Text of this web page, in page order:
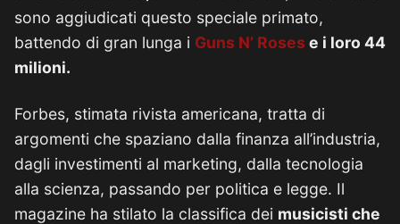
sono aggiudicati questo speciale primato,
battendo di gran lunga i Guns N’ Roses e i loro 44
milioni.
Forbes, stimata rivista americana, tratta di
argomenti che spaziano dalla finanza all’industria,
dagli investimenti al marketing, dalla tecnologia
alla scienza, passando per politica e legge. Il
magazine ha stilato la classifica dei musicisti che